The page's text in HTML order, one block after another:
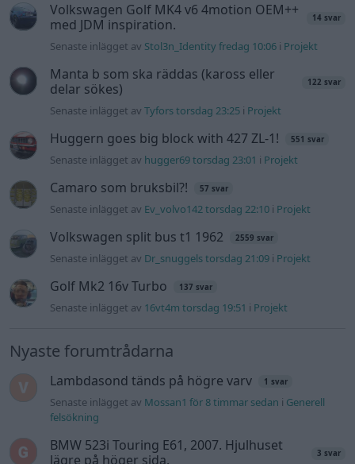
Volkswagen Golf MK4 v6 4motion OEM++
med JDM inspiration.
14 svar
Senaste inlägget av Stol3n_Identity fredag 10:06 i Projekt
Manta b som ska räddas (kaross eller
delar sökes)
122 svar
Senaste inlägget avTyfors torsdag 23:25 i Projekt
Huggern goes big block with 427 ZL-1! 551 svar
Senaste inlägget av hugger69 torsdag 23:01 i Projekt
Camaro som bruksbil?! 57 svar
Senaste inlägget av Ev_volvo142 torsdag 22:10 i Projekt
Volkswagen split bus t1 1962 2559 svar
Senaste inlägget av Dr_snuggels torsdag 21:09 i Projekt
Golf Mk2 16v Turbo 137 svar
Senaste inlägget av 16vt4m torsdag 19:51 i Projekt
Nyaste forumtrådarna
Lambdasond tänds på högre varv 1 svar
Senaste inlägget av Mossan1 för 8 timmar sedan i Generell
felsökning
BMW 523i Touring E61, 2007. Hjulhuset
lägre på höger sida.
3 svar